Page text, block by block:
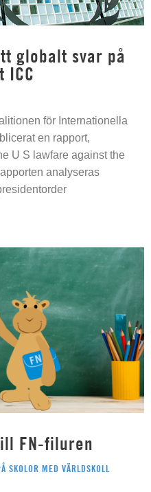
globalt svar på
ICC
för Internationella
en rapport,
U S lawfare against the
analyseras
FN-filuren
SKOLOR MED VÄRLDSKOLL